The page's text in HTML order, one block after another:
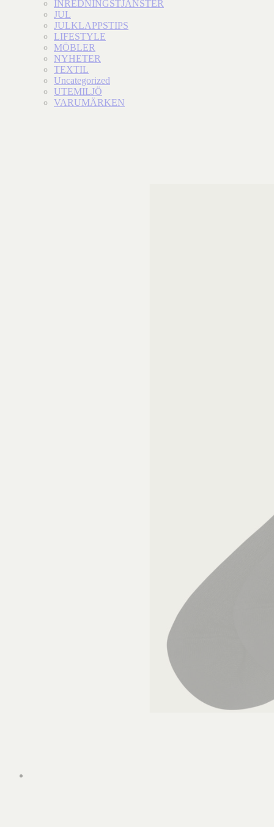
INREDNINGSTJÄNSTER
JUL
JULKLAPPSTIPS
LIFESTYLE
MÖBLER
NYHETER
TEXTIL
Uncategorized
UTEMILJÖ
VARUMÄRKEN